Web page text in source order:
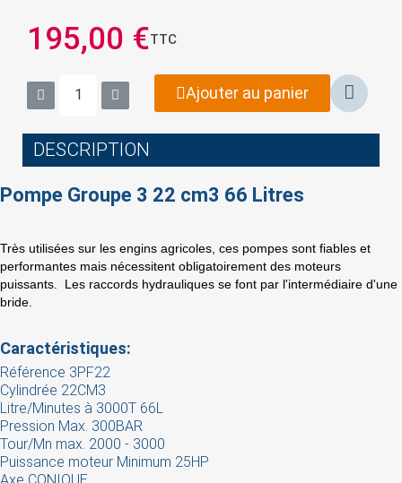
195,00 €TTC
Ajouter au panier
DESCRIPTION
Pompe Groupe 3 22 cm3 66 Litres
Très utilisées sur les engins agricoles, ces pompes sont fiables et
performantes mais nécessitent obligatoirement des moteurs
puissants. Les raccords hydrauliques se font par l'intermédiaire d'une
bride.
Caractéristiques:
Référence 3PF22
Cylindrée 22CM3
Litre/Minutes à 3000T 66L
Pression Max. 300BAR
Tour/Mn max. 2000 - 3000
Puissance moteur Minimum 25HP
You need to be logged in to save products in your
wish list.
Cancel